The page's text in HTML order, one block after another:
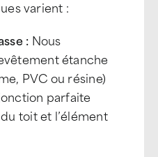
varient :
: Nous
étanche
PVC ou résine)
parfaite
toit et l’élément